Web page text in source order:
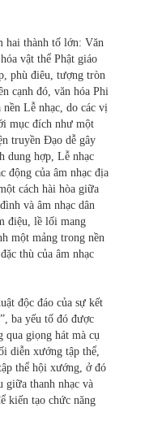
hai thành tố lớn: Văn
vật thể Phật giáo
phù điêu, tượng tròn
cạnh đó, văn hóa Phi
Lễ nhạc, do các vị
mục đích như một
truyền Đạo dễ gây
dung hợp, Lễ nhạc
động của âm nhạc địa
cách hài hòa giữa
và âm nhạc dân
điệu, lề lối mang
một mảng trong nền
thù của âm nhạc
độc đáo của sự kết
ba yếu tố đó được
qua giọng hát mà cụ
diễn xướng tập thể,
thể hội xướng, ở đó
giữa thanh nhạc và
kiến tạo chức năng